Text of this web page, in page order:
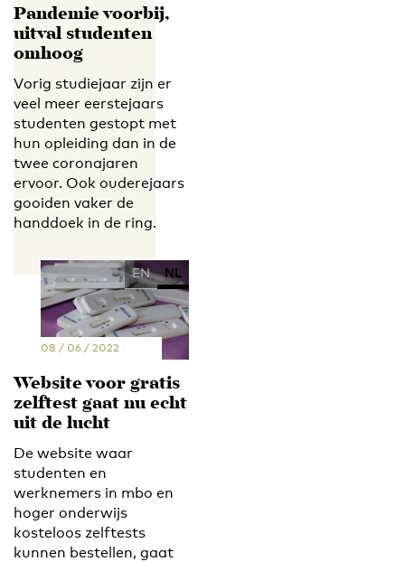
Pandemie voorbij,
uitval studenten
omhoog
Vorig studiejaar zijn er
veel meer eerstejaars
studenten gestopt met
hun opleiding dan in de
twee coronajaren
ervoor. Ook ouderejaars
gooiden vaker de
handdoek in de ring.
EN NL
08 / 06 / 2022
Website voor gratis
zelftest gaat nu echt
uit de lucht
De website waar
studenten en
werknemers in mbo en
hoger onderwijs
kosteloos zelftests
kunnen bestellen, gaat